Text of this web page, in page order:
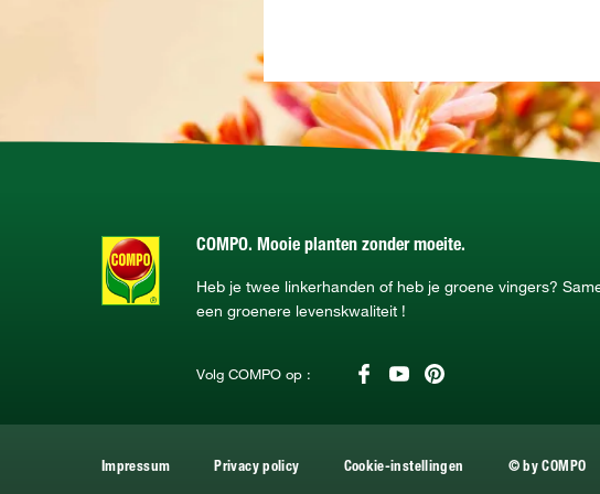
COMPO. Mooie planten zonder moeite.
Heb je twee linkerhanden of heb je groene vingers?
een groenere levenskwaliteit !
Volg COMPO op :
Impressum Privacy policy Cookie-instellingen © by COMPO